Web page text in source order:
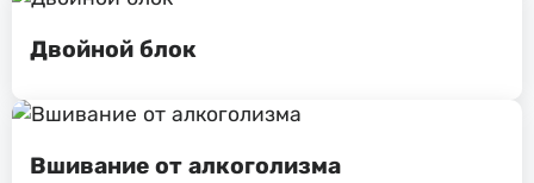
Двойной блок
Вшивание от алкоголизма